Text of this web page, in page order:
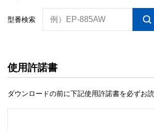
型番検索 例）EP-885AW
使用許諾書
ダウンロードの前に下記使用許諾書を必ずお読